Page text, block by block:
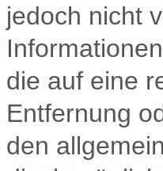
jedoch nicht
die auf eine
Entfernung
den